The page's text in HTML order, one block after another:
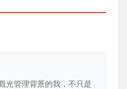
光管理背景的我，不只是